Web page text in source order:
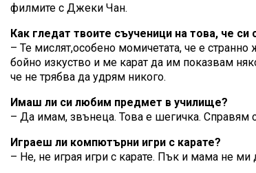
филмите с Джеки Чан.
Как гледат твоите съученици на това, че
– Те мислят,особено момичетата, че е
бойно изкуство и ме карат да им показвам
че не трябва да удрям никого.
Имаш ли си любим предмет в училище?
– Да имам, звънеца. Това е шегичка. Справям
Играеш ли компютърни игри с карате?
– Не, не играя игри с карате. Пък и мама не